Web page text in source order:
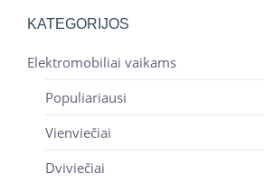
KATEGORIJOS
Elektromobiliai vaikams
Populiariausi
Vienviečiai
Dviviečiai